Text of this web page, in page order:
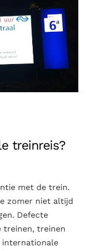
treinreis?
met de trein.
zomer niet altijd
Defecte
treinen, treinen
internationale